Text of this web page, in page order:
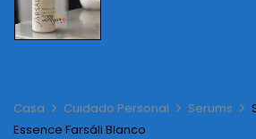
Casa Cuidado Personal Serums
Essence Farsáli Blanco